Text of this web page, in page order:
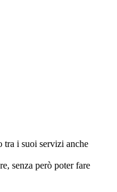
tra i suoi servizi anche
senza però poter fare